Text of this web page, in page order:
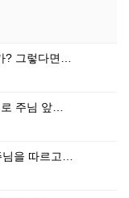
? 그렇다면…
주님 앞…
을 따르고…